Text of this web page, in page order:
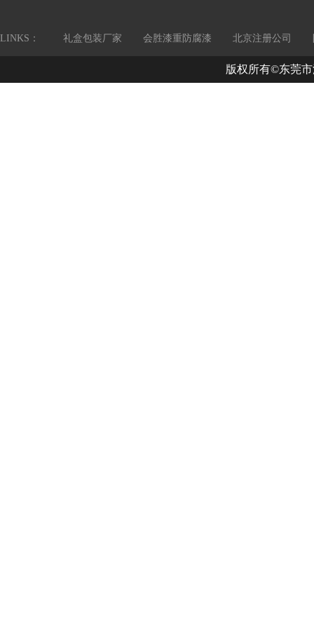
LINKS： 礼盒包装厂家 会胜漆重防腐漆 北京注册公司
版权所有©东莞